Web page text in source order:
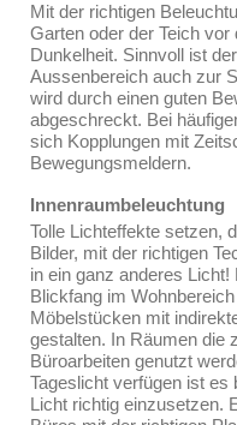
Mit der richtigen
Garten oder der Teich
Dunkelheit. Sinnvoll ist
Aussenbereich auch zur
wird durch einen guten
abgeschreckt. Bei
sich Kopplungen mit
Bewegungsmeldern.
Innenraumbeleuchtung
Tolle Lichteffekte setzen,
Bilder, mit der richtigen
in ein ganz anderes
Blickfang im
Möbelstücken mit
gestalten. In Räumen die
Büroarbeiten genutzt
Tageslicht verfügen ist
Licht richtig einzusetzen.